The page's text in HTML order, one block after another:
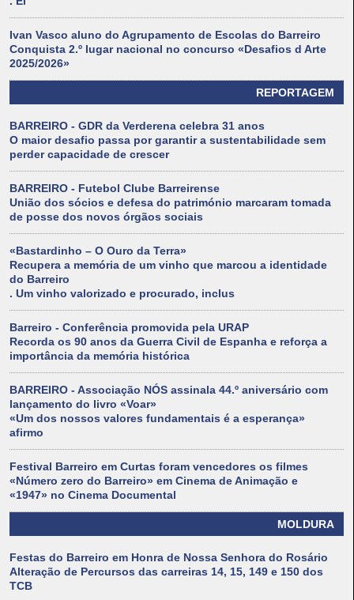
Ivan Vasco aluno do Agrupamento de Escolas do Barreiro
Conquista 2.º lugar nacional no concurso «Desafios d Arte
2025/2026»
REPORTAGEM
BARREIRO - GDR da Verderena celebra 31 anos
O maior desafio passa por garantir a sustentabilidade sem
perder capacidade de crescer
BARREIRO - Futebol Clube Barreirense
União dos sócios e defesa do património marcaram tomada
de posse dos novos órgãos sociais
«Bastardinho – O Ouro da Terra»
Recupera a memória de um vinho que marcou a identidade
do Barreiro
. Um vinho valorizado e procurado, inclus
Barreiro - Conferência promovida pela URAP
Recorda os 90 anos da Guerra Civil de Espanha e reforça a
importância da memória histórica
BARREIRO - Associação NÓS assinala 44.º aniversário com
lançamento do livro «Voar»
«Um dos nossos valores fundamentais é a esperança»
afirmo
Festival Barreiro em Curtas foram vencedores os filmes
«Número zero do Barreiro» em Cinema de Animação e
«1947» no Cinema Documental
MOLDURA
Festas do Barreiro em Honra de Nossa Senhora do Rosário
Alteração de Percursos das carreiras 14, 15, 149 e 150 dos
TCB